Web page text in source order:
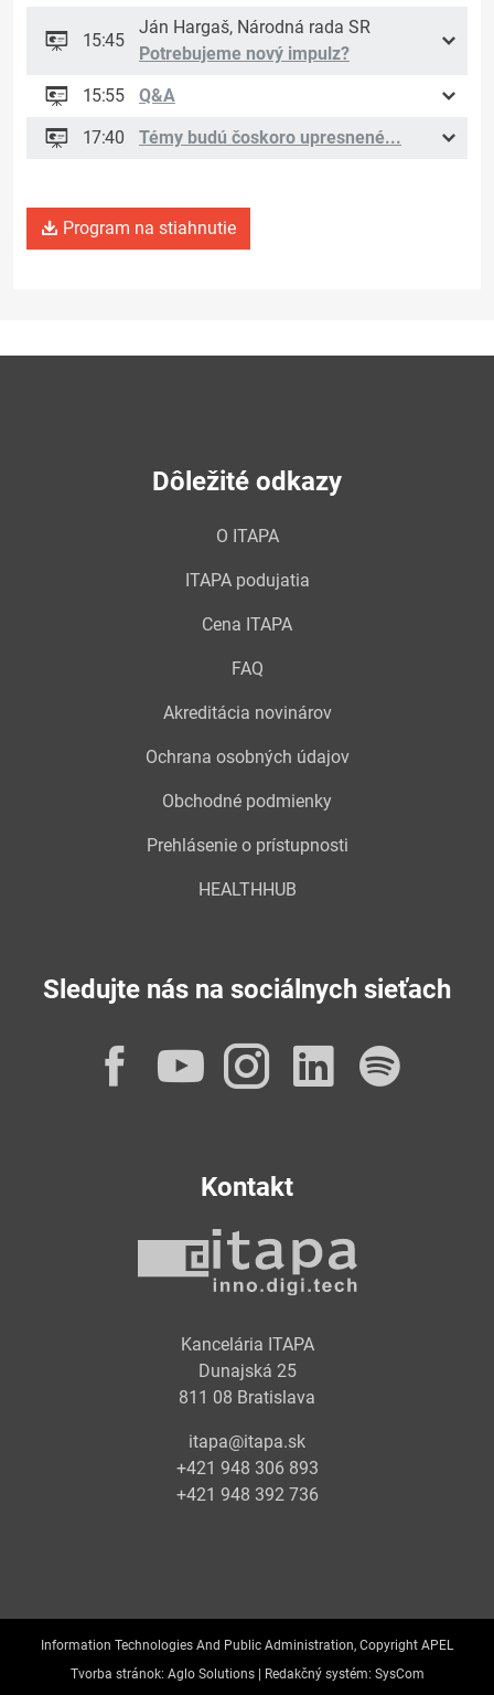
15:45
Ján Hargaš, Národná rada SR
Potrebujeme nový impulz?
15:55
Q&A
17:40
Témy budú čoskoro upresnené...
Program na stiahnutie
Dôležité odkazy
O ITAPA
ITAPA podujatia
Cena ITAPA
FAQ
Akreditácia novinárov
Ochrana osobných údajov
Obchodné podmienky
Prehlásenie o prístupnosti
HEALTHHUB
Sledujte nás na sociálnych sieťach
Facebook
YouTube
Instagram
Kontakt
Kancelária ITAPA
Dunajská 25
811 08 Bratislava
itapa@itapa.sk
+421 948 306 893
+421 948 392 736
Information Technologies And Public Administration, Copyright APEL
Tvorba stránok: Aglo Solutions | Redakčný systém: SysCom